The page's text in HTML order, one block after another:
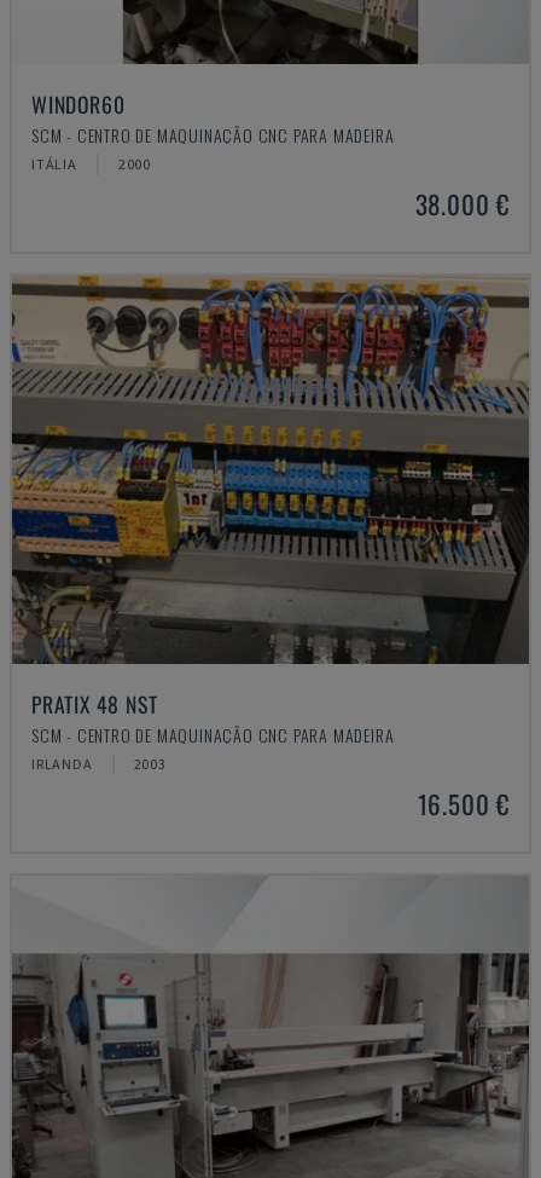
WINDOR60
SCM - CENTRO DE MAQUINAÇÃO CNC PARA MADEIRA
ITÁLIA 2000
38.000 €
PRATIX 48 NST
SCM - CENTRO DE MAQUINAÇÃO CNC PARA MADEIRA
IRLANDA 2003
16.500 €